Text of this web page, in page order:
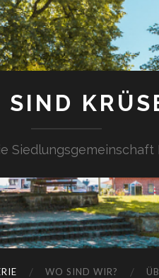
SIND
Siedlungsgemeinschaft
WO SIND WIR?